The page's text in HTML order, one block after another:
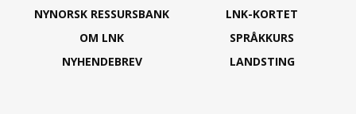
NYNORSK RESSURSBANK
OM LNK
NYHENDEBREV
LNK-KORTET
SPRÅKKURS
LANDSTING